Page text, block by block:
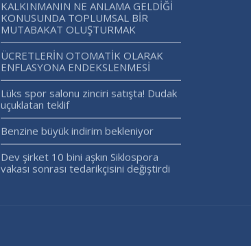
KALKINMANIN NE ANLAMA GELDİĞİ
KONUSUNDA TOPLUMSAL BİR
MUTABAKAT OLUŞTURMAK
ÜCRETLERİN OTOMATİK OLARAK
ENFLASYONA ENDEKSLENMESİ
Lüks spor salonu zinciri satışta! Dudak
uçuklatan teklif
Benzine büyük indirim bekleniyor
Dev şirket 10 bini aşkın Siklospora
vakası sonrası tedarikçisini değiştirdi